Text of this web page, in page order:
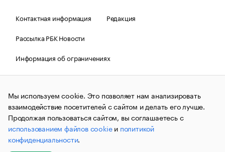
Контактная информация
Редакция
Рассылка РБК Новости
Информация об ограничениях
Правовая информация
О соблюдении авторских прав
© АО «РОСБИЗНЕСКОНСАЛТИНГ»,1995–2026.Сообщения
и материалы информационного агентства «РБК»
(зарегистрировано Федеральной службой по надзору в сфере
связи, информационных технологий и массовых
коммуникаций (Роскомнадзор) 09.12.2015 за номером ИА
№ФС77-63848) сопровождаются пометкой «РБК». Отдельные
публикации могут содержать информацию,
Мы используем cookie. Это позволяет нам анализировать
взаимодействие посетителей с сайтом и делать его лучше.
Продолжая пользоваться сайтом, вы соглашаетесь с
использованием файлов cookieи политикой
конфиденциальности.